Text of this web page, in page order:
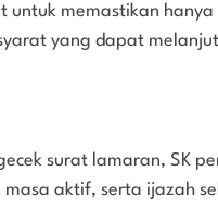
untuk memastikan
yang dapat
surat lamaran, SK
masa aktif, serta ijazah